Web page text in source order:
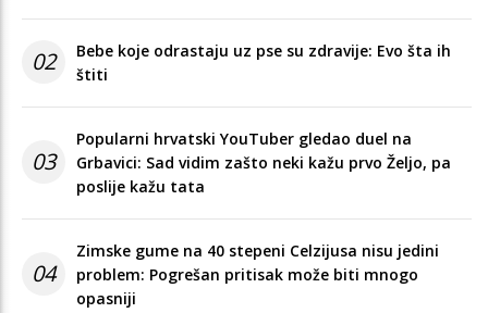
02
Bebe koje odrastaju uz pse su zdravije: Evo šta ih
štiti
03
Popularni hrvatski YouTuber gledao duel na
Grbavici: Sad vidim zašto neki kažu prvo Željo, pa
poslije kažu tata
04
Zimske gume na 40 stepeni Celzijusa nisu jedini
problem: Pogrešan pritisak može biti mnogo
opasniji